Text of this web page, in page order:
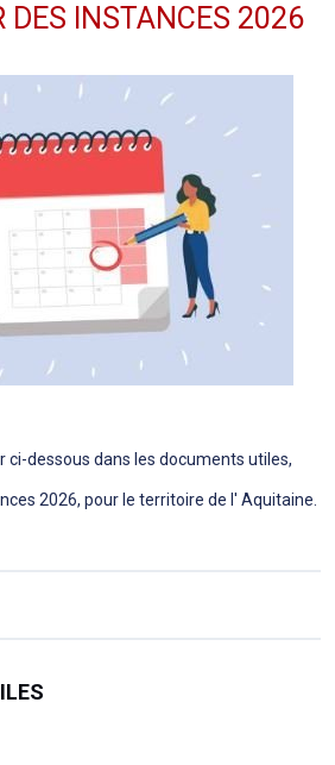
DES INSTANCES 2026
ci-dessous dans les documents utiles,
2026, pour le territoire de l' Aquitaine.